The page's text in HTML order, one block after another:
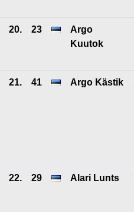
20. 23
Argo
Kuutok
21. 41 Argo Kästik
22. 29 Alari Lunts